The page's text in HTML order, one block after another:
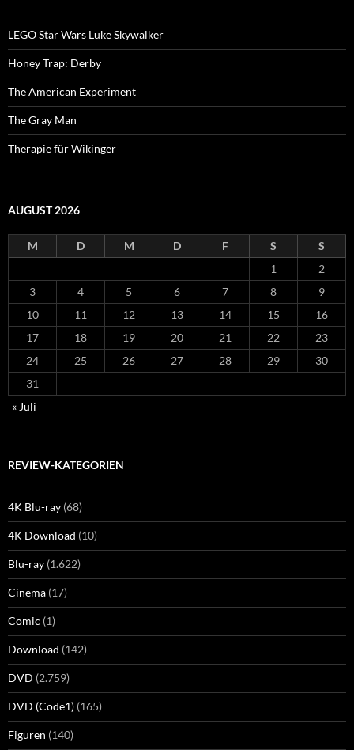
LEGO Star Wars Luke Skywalker
Honey Trap: Derby
The American Experiment
The Gray Man
Therapie für Wikinger
AUGUST 2026
M D M D F S
S
1
2
3
4 5 6 7 8
9
10
11 12 13 14 15
16
17
18 19 20 21 22
23
24
25 26 27 28 29
30
31
« Juli
REVIEW-KATEGORIEN
4K Blu-ray (68)
4K Download (10)
Blu-ray (1.622)
Cinema (17)
Comic (1)
Download (142)
DVD (2.759)
DVD (Code1) (165)
Figuren (140)